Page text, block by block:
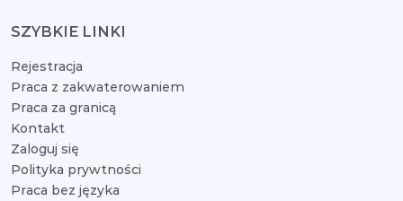
SZYBKIE LINKI
Rejestracja
Praca z zakwaterowaniem
Praca za granicą
Kontakt
Zaloguj się
Polityka prywtności
Praca bez języka